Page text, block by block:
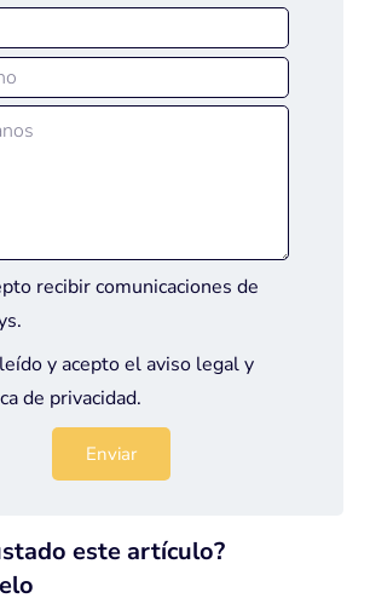
recibir comunicaciones de
y acepto el aviso legaly
de privacidad.
este artículo?